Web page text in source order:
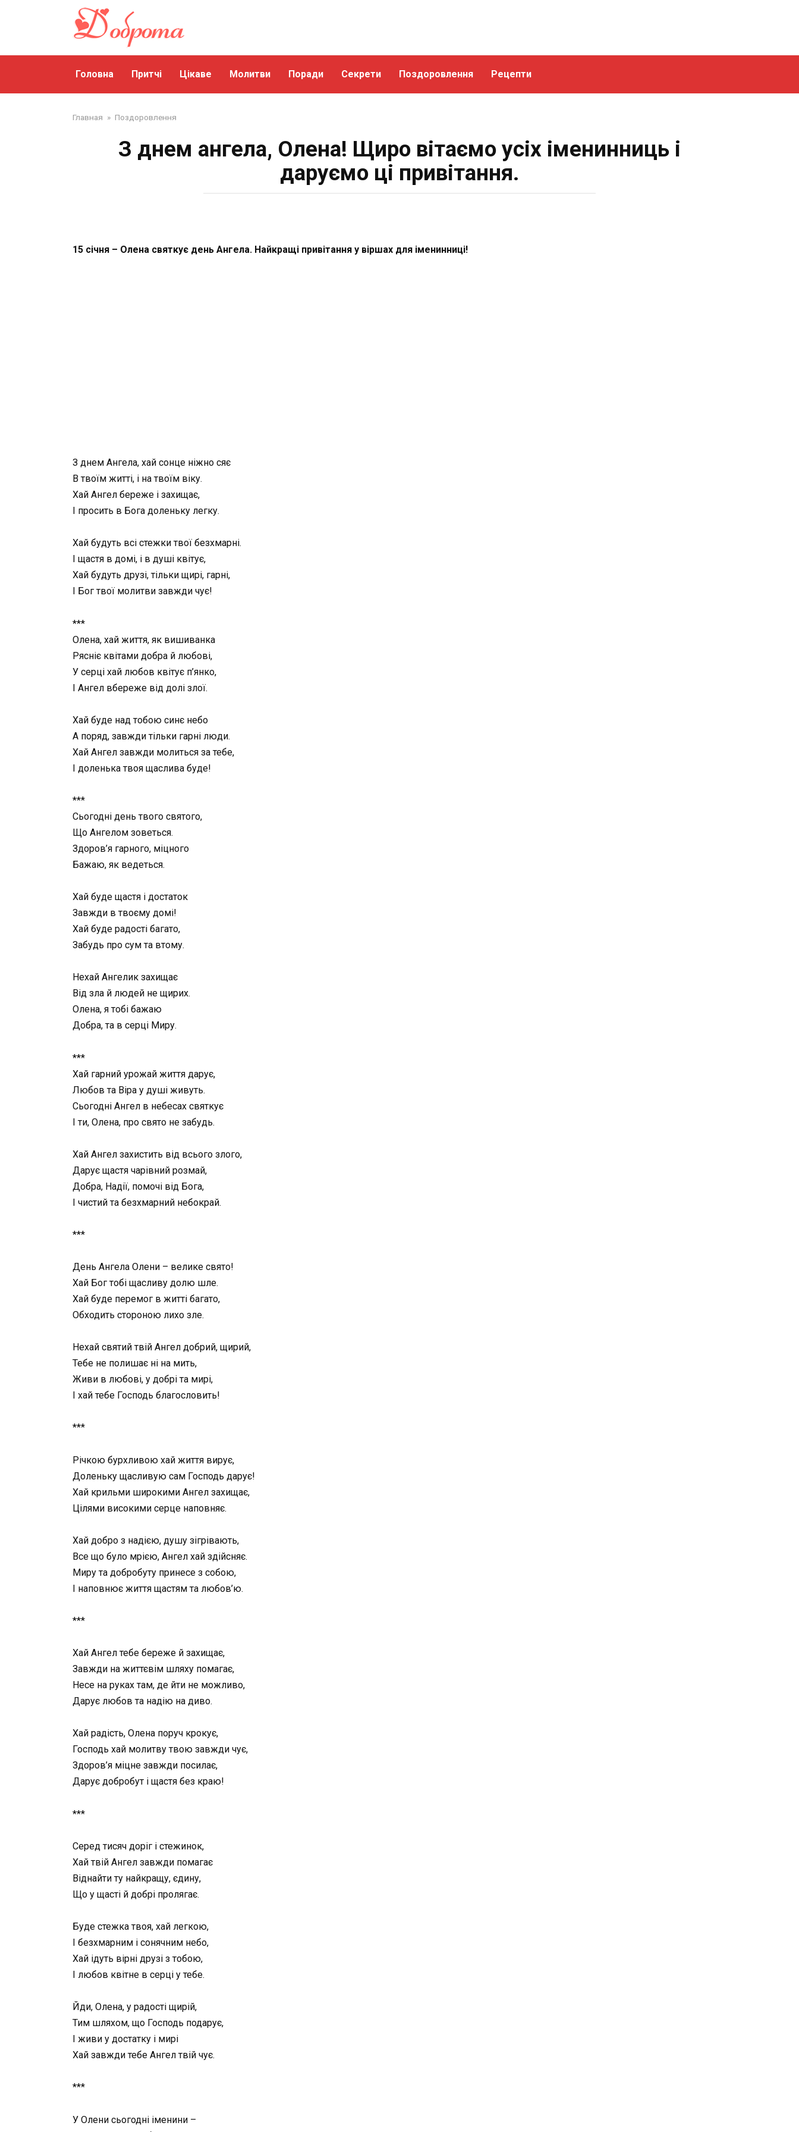
Головна Притчі Цікаве Молитви Поради Секрети Поздоровлення Рецепти
Главная » Поздоровлення
З днем ангела, Олена! Щиро вітаємо усіх іменинниць і
даруємо ці привітання.
15 січня – Олена святкує день Ангела. Найкращі привітання у віршах для іменинниці!
З днем Ангела, хай сонце ніжно сяє
В твоїм житті, і на твоїм віку.
Хай Ангел береже і захищає,
І просить в Бога доленьку легку.
Хай будуть всі стежки твої безхмарні.
І щастя в домі, і в душі квітує,
Хай будуть друзі, тільки щирі, гарні,
І Бог твої молитви завжди чує!
***
Олена, хай життя, як вишиванка
Рясніє квітами добра й любові,
У серці хай любов квітує п’янко,
І Ангел вбереже від долі злої.
Хай буде над тобою синє небо
А поряд, завжди тільки гарні люди.
Хай Ангел завжди молиться за тебе,
І доленька твоя щаслива буде!
***
Сьогодні день твого святого,
Що Ангелом зоветься.
Здоров’я гарного, міцного
Бажаю, як ведеться.
Хай буде щастя і достаток
Завжди в твоєму домі!
Хай буде радості багато,
Забудь про сум та втому.
Нехай Ангелик захищає
Від зла й людей не щирих.
Олена, я тобі бажаю
Добра, та в серці Миру.
***
Хай гарний урожай життя дарує,
Любов та Віра у душі живуть.
Сьогодні Ангел в небесах святкує
І ти, Олена, про свято не забудь.
Хай Ангел захистить від всього злого,
Дарує щастя чарівний розмай,
Добра, Надії, помочі від Бога,
І чистий та безхмарний небокрай.
***
День Ангела Олени – велике свято!
Хай Бог тобі щасливу долю шле.
Хай буде перемог в житті багато,
Обходить стороною лихо зле.
Нехай святий твій Ангел добрий, щирий,
Тебе не полишає ні на мить,
Живи в любові, у добрі та мирі,
І хай тебе Господь благословить!
***
Річкою бурхливою хай життя вирує,
Доленьку щасливую сам Господь дарує!
Хай крильми широкими Ангел захищає,
Цілями високими серце наповняє.
Хай добро з надією, душу зігрівають,
Все що було мрією, Ангел хай здійсняє.
Миру та добробуту принесе з собою,
І наповнює життя щастям та любов’ю.
***
Хай Ангел тебе береже й захищає,
Завжди на життєвім шляху помагає,
Несе на руках там, де йти не можливо,
Дарує любов та надію на диво.
Хай радість, Олена поруч крокує,
Господь хай молитву твою завжди чує,
Здоров’я міцне завжди посилає,
Дарує добробут і щастя без краю!
***
Серед тисяч доріг і стежинок,
Хай твій Ангел завжди помагає
Віднайти ту найкращу, єдину,
Що у щасті й добрі пролягає.
Буде стежка твоя, хай легкою,
І безхмарним і сонячним небо,
Хай ідуть вірні друзі з тобою,
І любов квітне в серці у тебе.
Йди, Олена, у радості щирій,
Тим шляхом, що Господь подарує,
І живи у достатку і мирі
Хай завжди тебе Ангел твій чує.
***
У Олени сьогодні іменини –